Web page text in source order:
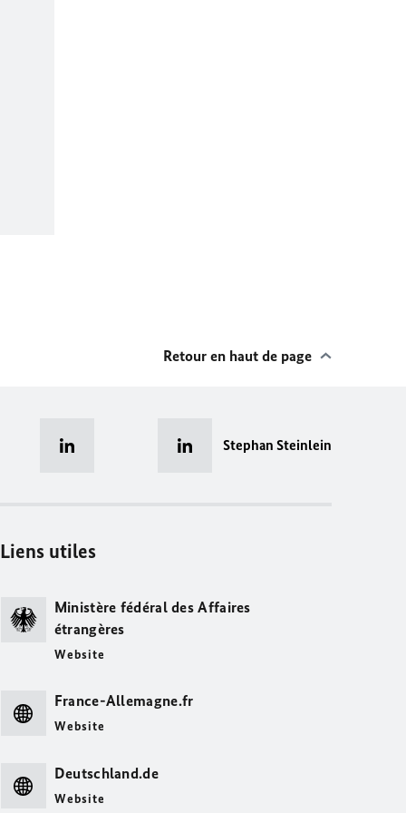
Retour en haut de page
Stephan Steinlein
Liens utiles
Ministère fédéral des Affaires
étrangères
Website
France-Allemagne.fr
Website
Deutschland.de
Website